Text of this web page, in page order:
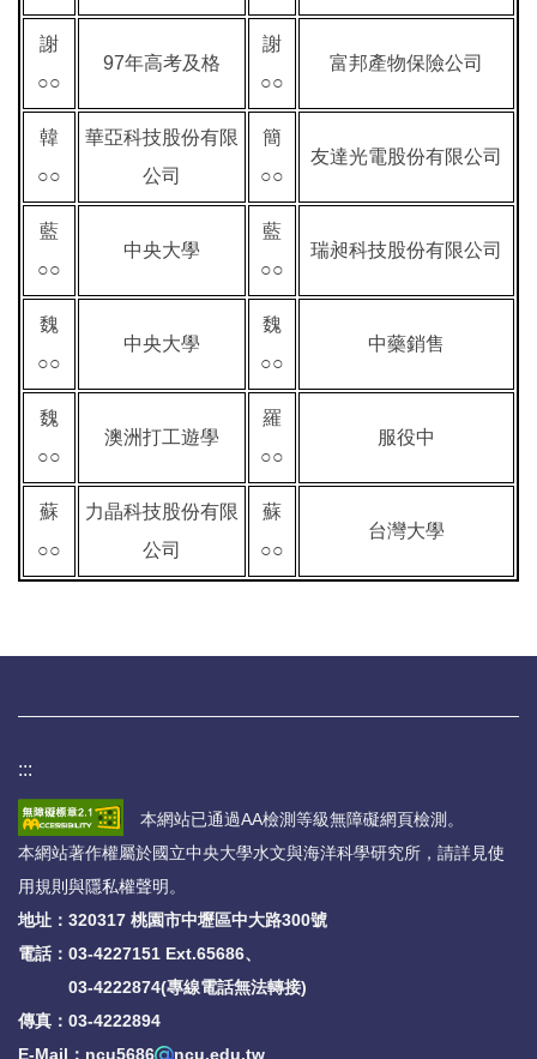
謝
○○
97年高考及格
謝
○○
富邦產物保險公司
韓
○○
華亞科技股份有限
公司
簡
○○
友達光電股份有限公司
藍
○○
中央大學
藍
○○
瑞昶科技股份有限公司
魏
○○
中央大學
魏
○○
中藥銷售
魏
○○
澳洲打工遊學
羅
○○
服役中
蘇
○○
力晶科技股份有限
公司
蘇
○○
台灣大學
:::
本網站已通過AA檢測等級無障礙網頁檢測。
本網站著作權屬於國立中央大學水文與海洋科學研究所，請詳見使
用規則與隱私權聲明。
地址：320317 桃園市中壢區中大路300號
電話： 03-4227151 Ext.65686、
03-4222874(專線電話無法轉接)
傳真：03-4222894
E-Mail：ncu5686
ncu.edu.tw